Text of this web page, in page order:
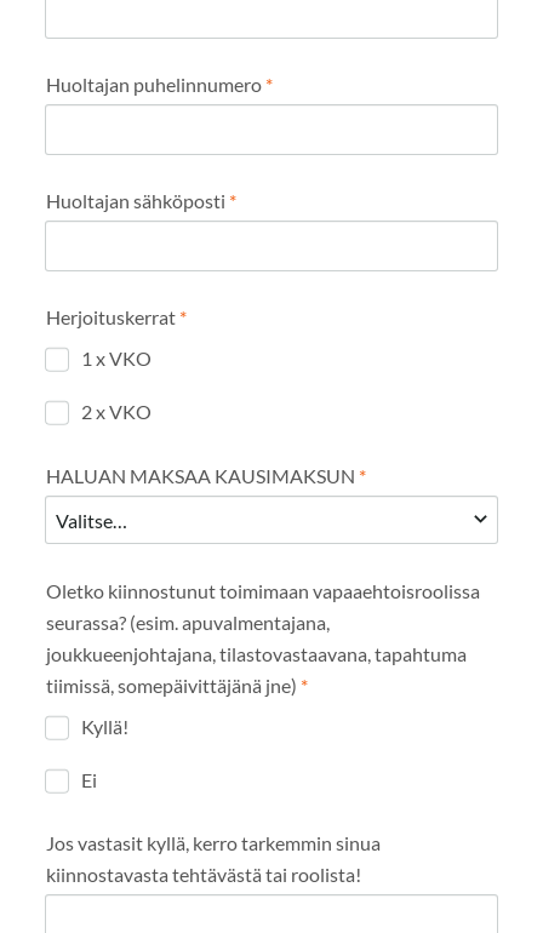
Huoltajan puhelinnumero*
Huoltajan sähköposti *
Herjoituskerrat*
1 x VKO
2 x VKO
HALUAN MAKSAA KAUSIMAKSUN *
Oletko kiinnostunut toimimaan vapaaehtoisroolissa
seurassa? (esim. apuvalmentajana,
joukkueenjohtajana, tilastovastaavana, tapahtuma
tiimissä, somepäivittäjänä jne) *
Kyllä!
Ei
Jos vastasit kyllä, kerro tarkemmin sinua
kiinnostavasta tehtävästä tai roolista!